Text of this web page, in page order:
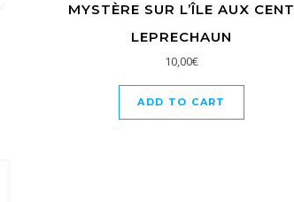
MYSTÈRE SUR L’ÎLE AUX CENT
LEPRECHAUN
10,00€
ADD TO CART